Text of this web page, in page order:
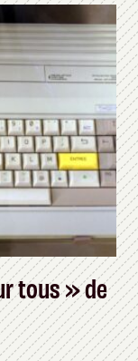
tous » de